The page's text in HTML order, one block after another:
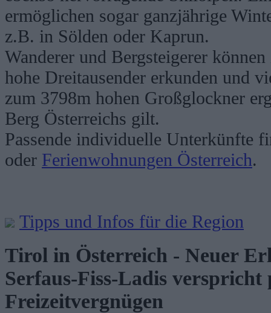
ermöglichen sogar ganzjährige
z.B. in Sölden oder Kaprun.
Wanderer und Bergsteigerer
hohe Dreitausender erkunden und
zum 3798m hohen Großglockner
Berg Österreichs gilt.
Passende individuelle Unterkünfte
oder Ferienwohnungen Österreich.
Tipps und Infos für die Region
Tirol in Österreich - Neuer
Serfaus-Fiss-Ladis verspricht
Freizeitvergnügen